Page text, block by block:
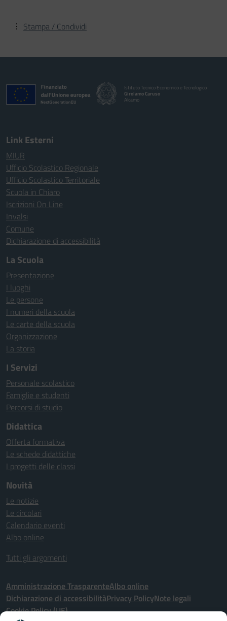
Stampa / Condividi
Istituto Tecnico Economico e Tecnologico
Girolamo Caruso
Alcamo
Link Esterni
MIUR
Ufficio Scolastico Regionale
Ufficio Scolastico Territoriale
Scuola in Chiaro
Iscrizioni On Line
Invalsi
Comune
Dichiarazione di accessibilità
La Scuola
Presentazione
I luoghi
Le persone
I numeri della scuola
Le carte della scuola
Organizzazione
La storia
I Servizi
Personale scolastico
Famiglie e studenti
Percorsi di studio
Didattica
Offerta formativa
Le schede didattiche
I progetti delle classi
Novità
Le notizie
Le circolari
Calendario eventi
Albo online
Tutti gli argomenti
Amministrazione TrasparenteAlbo online
Dichiarazione di accessibilitàPrivacy PolicyNote legali
Cookie Policy (UE)